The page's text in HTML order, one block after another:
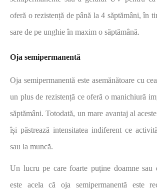
oferă o rezistență de până la 4 săptămâni, în
sare de pe unghie în maxim o săptămână.
Oja semipermanentă
Oja semipermanentă este asemănătoare cu
un plus de rezistență ce oferă o manichiură
săptămâni. Totodată, un mare avantaj al
își păstrează intensitatea indiferent ce
sau la muncă.
Un lucru pe care foarte puține doamne sau
este acela că oja semipermanentă este